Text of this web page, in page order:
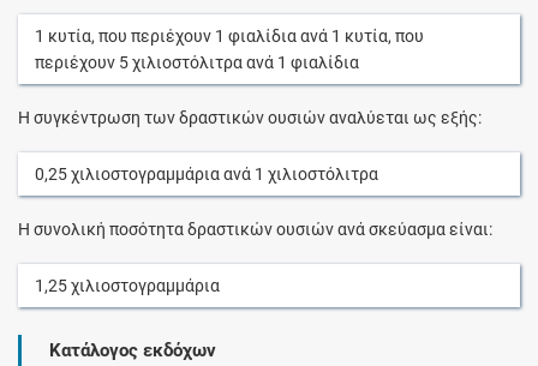
1 κυτία, που περιέχουν 1 φιαλίδιαανά 1 κυτία, που
περιέχουν 5χιλιοστόλιτραανά 1 φιαλίδια
Η συγκέντρωση των δραστικών ουσιών αναλύεται ως εξής:
0,25χιλιοστογραμμάριαανά 1 χιλιοστόλιτρα
Η συνολική ποσότητα δραστικών ουσιών ανά σκεύασμα είναι:
1,25χιλιοστογραμμάρια
Κατάλογος εκδόχων